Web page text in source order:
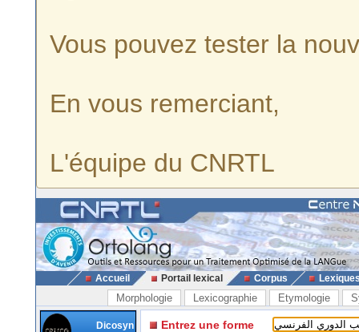
Vous pouvez tester la
En vous remerciant,
L'équipe du CNRTL
Accueil Portail lexical Corpus
Morphologie Lexicographie Etymologie
Dicosyn
Entrez une forme